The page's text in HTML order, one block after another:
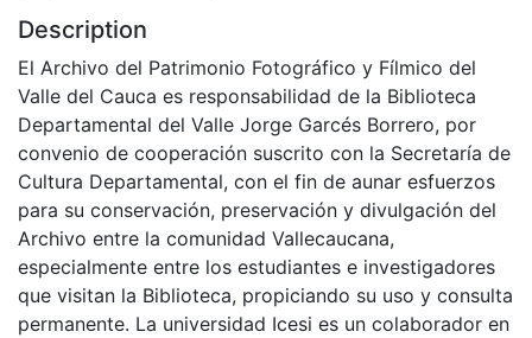
Description
El Archivo del Patrimonio Fotográfico y Fílmico del
Valle del Cauca es responsabilidad de la Biblioteca
Departamental del Valle Jorge Garcés Borrero, por
convenio de cooperación suscrito con la Secretaría de
Cultura Departamental, con el fin de aunar esfuerzos
para su conservación, preservación y divulgación del
Archivo entre la comunidad Vallecaucana,
especialmente entre los estudiantes e investigadores
que visitan la Biblioteca, propiciando su uso y consulta
permanente. La universidad Icesi es un colaborador en